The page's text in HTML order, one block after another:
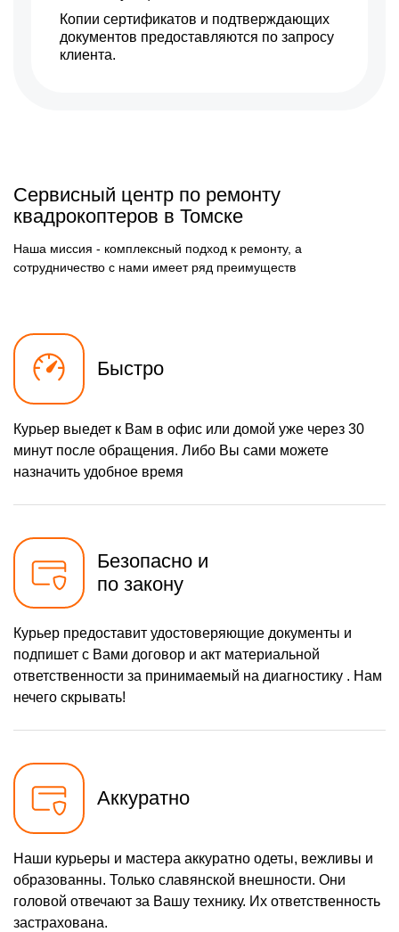
Копии сертификатов и подтверждающих
документов предоставляются по запросу
клиента.
Сервисный центр по ремонту
квадрокоптеров в Томске
Наша миссия - комплексный подход к ремонту, а
сотрудничество с нами имеет ряд преимуществ
Быстро
Курьер выедет к Вам в офис или домой уже через 30
минут после обращения. Либо Вы сами можете
назначить удобное время
Безопасно и
по закону
Курьер предоставит удостоверяющие документы и
подпишет с Вами договор и акт материальной
ответственности за принимаемый на диагностику . Нам
нечего скрывать!
Аккуратно
Наши курьеры и мастера аккуратно одеты, вежливы и
образованны. Только славянской внешности. Они
головой отвечают за Вашу технику. Их ответственность
застрахована.